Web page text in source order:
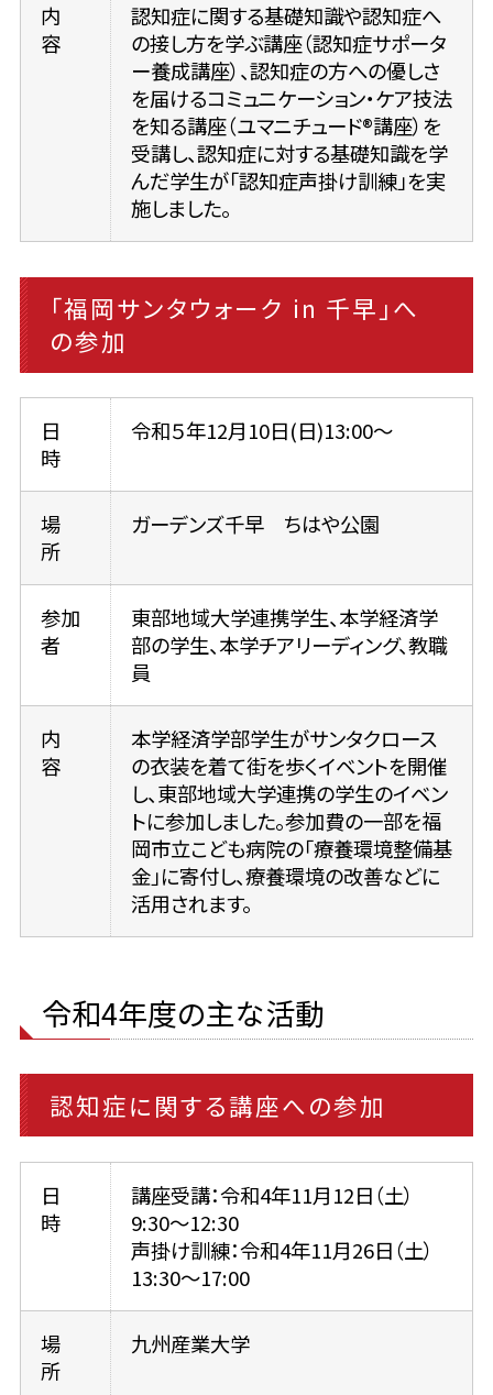
内
容
認知症に関する基礎知識や認知症へ
の接し方を学ぶ講座（認知症サポータ
ー養成講座）、認知症の方への優しさ
を届けるコミュニケーション・ケア技法
を知る講座（ユマニチュード®講座）を
受講し、認知症に対する基礎知識を学
んだ学生が「認知症声掛け訓練」を実
施しました。
「福岡サンタウォーク in 千早」へ
の参加
日
時
令和５年12月10日(日)13:00～
場
所
ガーデンズ千早 ちはや公園
参加
者
東部地域大学連携学生、本学経済学
部の学生、本学チアリーディング、教職
員
内
容
本学経済学部学生がサンタクロース
の衣装を着て街を歩くイベントを開催
し、東部地域大学連携の学生のイベン
トに参加しました。参加費の一部を福
岡市立こども病院の「療養環境整備基
金」に寄付し、療養環境の改善などに
活用されます。
令和4年度の主な活動
認知症に関する講座への参加
日
時
講座受講：令和4年11月12日（土）
9:30～12:30
声掛け訓練：令和4年11月26日（土）
13:30～17:00
場
所
九州産業大学